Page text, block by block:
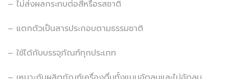
– ไม่ส่งผลกระทบต่อสีหรือรสชาติ
– แตกตัวเป็นสารประกอบตามธรรมชาติ
– ใช้ได้กับบรรจุภัณฑ์ทุกประเภท